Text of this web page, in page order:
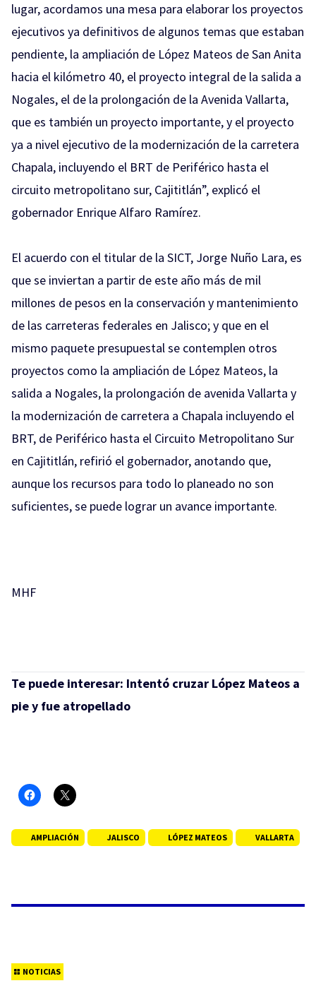
lugar, acordamos una mesa para elaborar los proyectos
ejecutivos ya definitivos de algunos temas que estaban
pendiente, la ampliación de López Mateos de San Anita
hacia el kilómetro 40, el proyecto integral de la salida a
Nogales, el de la prolongación de la Avenida Vallarta,
que es también un proyecto importante, y el proyecto
ya a nivel ejecutivo de la modernización de la carretera
Chapala, incluyendo el BRT de Periférico hasta el
circuito metropolitano sur, Cajititlán”, explicó el
gobernador Enrique Alfaro Ramírez.
El acuerdo con el titular de la SICT, Jorge Nuño Lara, es
que se inviertan a partir de este año más de mil
millones de pesos en la conservación y mantenimiento
de las carreteras federales en Jalisco; y que en el
mismo paquete presupuestal se contemplen otros
proyectos como la ampliación de López Mateos, la
salida a Nogales, la prolongación de avenida Vallarta y
la modernización de carretera a Chapala incluyendo el
BRT, de Periférico hasta el Circuito Metropolitano Sur
en Cajititlán, refirió el gobernador, anotando que,
aunque los recursos para todo lo planeado no son
suficientes, se puede lograr un avance importante.
MHF
Te puede interesar: Intentó cruzar López Mateos a
pie y fue atropellado
AMPLIACIÓN JALISCO LÓPEZ MATEOS VALLARTA
NOTICIAS